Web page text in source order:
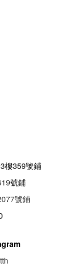
樓359號鋪
號鋪
號鋪